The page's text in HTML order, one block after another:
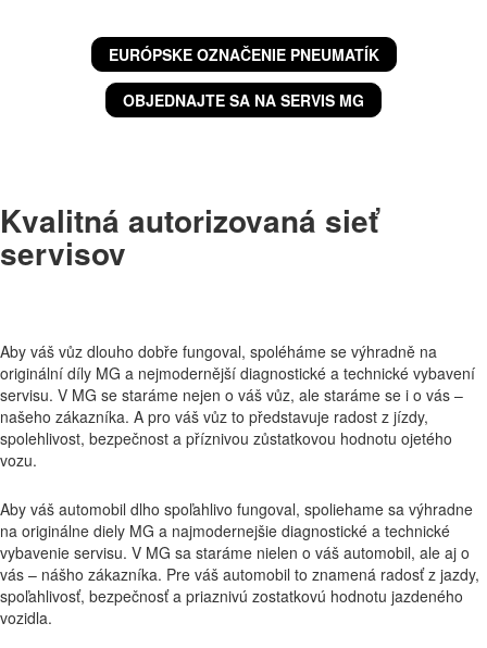
EURÓPSKE OZNAČENIE PNEUMATÍK
OBJEDNAJTE SA NA SERVIS MG
Kvalitná autorizovaná sieť
servisov
Aby váš vůz dlouho dobře fungoval, spoléháme se výhradně na
originální díly MG a nejmodernější diagnostické a technické vybavení
servisu. V MG se staráme nejen o váš vůz, ale staráme se i o vás –
našeho zákazníka. A pro váš vůz to představuje radost z jízdy,
spolehlivost, bezpečnost a příznivou zůstatkovou hodnotu ojetého
vozu.
Aby váš automobil dlho spoľahlivo fungoval, spoliehame sa výhradne
na originálne diely MG a najmodernejšie diagnostické a technické
vybavenie servisu. V MG sa staráme nielen o váš automobil, ale aj o
vás – nášho zákazníka. Pre váš automobil to znamená radosť z jazdy,
spoľahlivosť, bezpečnosť a priaznivú zostatkovú hodnotu jazdeného
vozidla.